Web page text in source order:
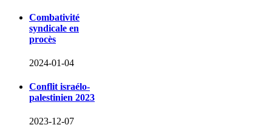
Combativité
syndicale en
procès
2024-01-04
Conflit israélo-
palestinien 2023
2023-12-07